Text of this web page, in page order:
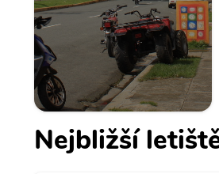
Nejbližší